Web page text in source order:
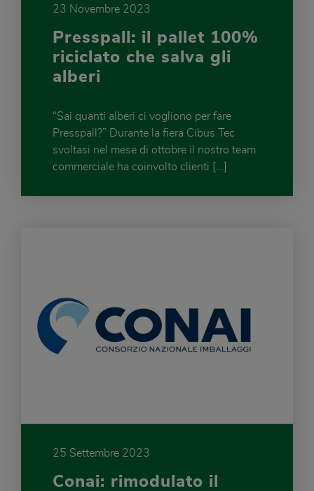
23 Novembre 2023
Presspall: il pallet 100%
riciclato che salva gli
alberi
“Sai quanti alberi ci vogliono per fare
Presspall?” Durante la fiera Cibus Tec
svoltasi nel mese di ottobre il nostro team
commerciale ha coinvolto clienti […]
25 Settembre 2023
Conai: rimodulato il